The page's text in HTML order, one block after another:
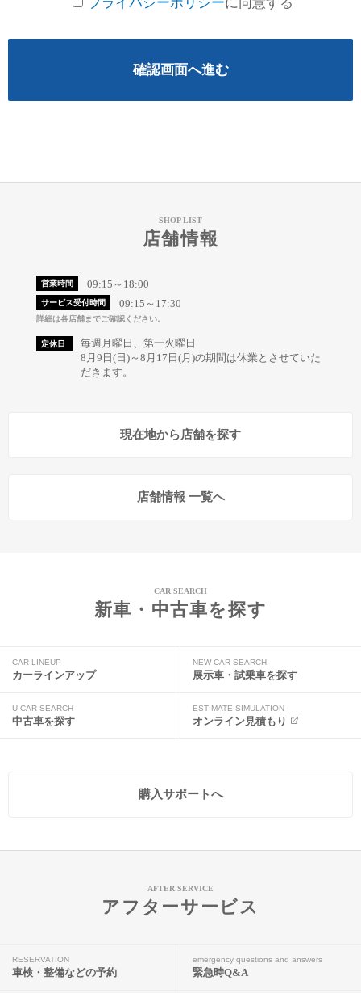
プライバシーポリシーに同意する
確認画面へ進む
SHOP LIST
店舗情報
営業時間 09:15～18:00
サービス受付時間 09:15～17:30
詳細は各店舗までご確認ください。
定休日
毎週月曜日、第一火曜日
8月9日(日)～8月17日(月)の期間は休業とさせていた
だきます。
現在地から店舗を探す
店舗情報 一覧へ
CAR SEARCH
新車・中古車を探す
CAR LINEUP
カーラインアップ
NEW CAR SEARCH
展示車・試乗車を探す
U CAR SEARCH
中古車を探す
ESTIMATE SIMULATION
オンライン見積もり
購入サポートへ
AFTER SERVICE
アフターサービス
RESERVATION
車検・整備などの予約
emergency questions and answers
緊急時Q&A